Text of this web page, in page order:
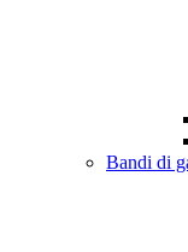
Bandi di